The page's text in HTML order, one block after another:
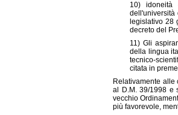
10) idoneità
dell'università
legislativo 28
decreto del
11) Gli
della lingua
tecnico-
citata in
Relativamente
al D.M. 39/1998 e
vecchio
più favorevole,